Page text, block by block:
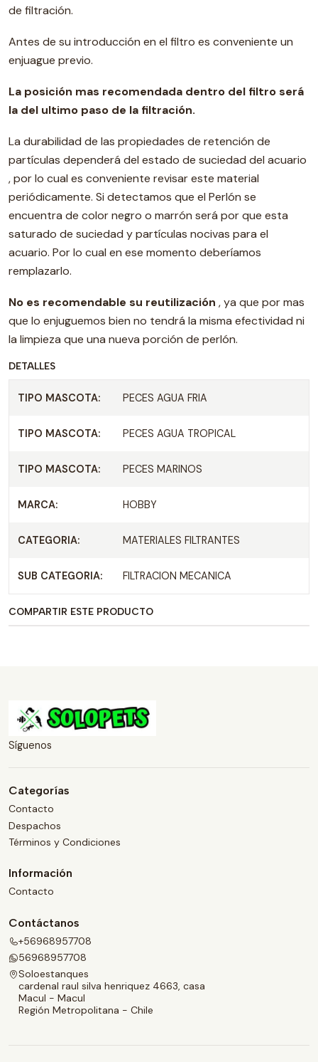
de filtración.
Antes de su introducción en el filtro es conveniente un
enjuague previo.
La posición mas recomendada dentro del filtro será
la del ultimo paso de la filtración.
La durabilidad de las propiedades de retención de
partículas dependerá del estado de suciedad del acuario
, por lo cual es conveniente revisar este material
periódicamente. Si detectamos que el Perlón se
encuentra de color negro o marrón será por que esta
saturado de suciedad y partículas nocivas para el
acuario. Por lo cual en ese momento deberíamos
remplazarlo.
No es recomendable su reutilización , ya que por mas
que lo enjuguemos bien no tendrá la misma efectividad ni
la limpieza que una nueva porción de perlón.
DETALLES
TIPO MASCOTA: PECES AGUA FRIA
TIPO MASCOTA: PECES AGUA TROPICAL
TIPO MASCOTA: PECES MARINOS
MARCA: HOBBY
CATEGORIA: MATERIALES FILTRANTES
SUB CATEGORIA: FILTRACION MECANICA
COMPARTIR ESTE PRODUCTO
Síguenos
Categorías
Contacto
Despachos
Términos y Condiciones
Información
Contacto
Contáctanos
+56968957708
56968957708
Soloestanques
cardenal raul silva henriquez 4663, casa
Macul - Macul
Región Metropolitana - Chile